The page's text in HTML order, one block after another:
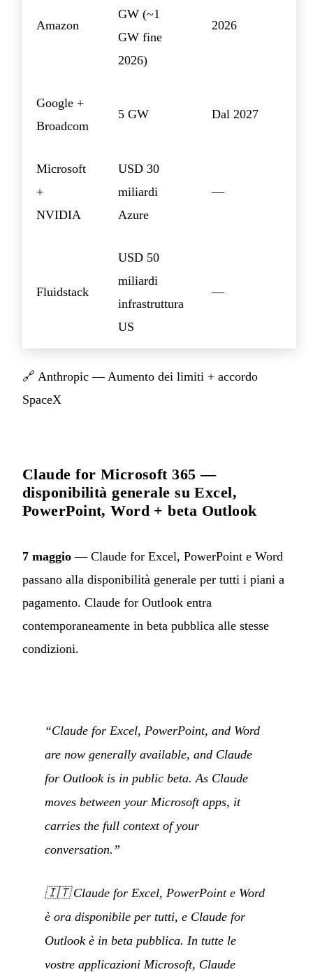
Amazon
GW (~1
GW fine
2026)
2026
Google +
Broadcom
5 GW Dal 2027
Microsoft
+
NVIDIA
USD 30
miliardi
Azure
—
Fluidstack
USD 50
miliardi
infrastruttura
US
—
🔗 Anthropic — Aumento dei limiti + accordo
SpaceX
Claude for Microsoft 365 —
disponibilità generale su Excel,
PowerPoint, Word + beta Outlook
7 maggio — Claude for Excel, PowerPoint e Word
passano alla disponibilità generale per tutti i piani a
pagamento. Claude for Outlook entra
contemporaneamente in beta pubblica alle stesse
condizioni.
“Claude for Excel, PowerPoint, and Word
are now generally available, and Claude
for Outlook is in public beta. As Claude
moves between your Microsoft apps, it
carries the full context of your
conversation.”
🇮🇹Claude for Excel, PowerPoint e Word
è ora disponibile per tutti, e Claude for
Outlook è in beta pubblica. In tutte le
vostre applicazioni Microsoft, Claude